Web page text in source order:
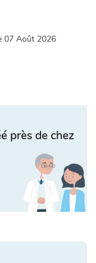
07 Août 2026
près de chez